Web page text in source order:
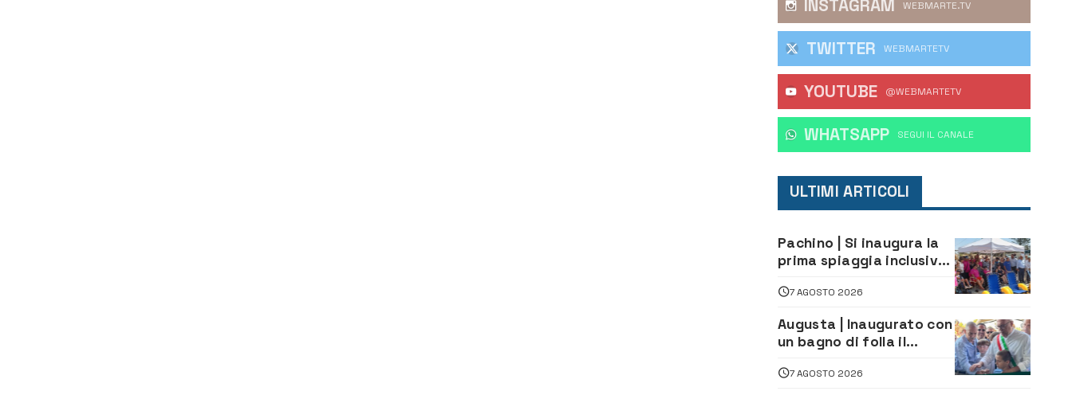
INSTAGRAM WEBMARTE.TV
TWITTER WEBMARTETV
YOUTUBE @WEBMARTETV
WHATSAPP ‎SEGUI IL CANALE
ULTIMI ARTICOLI
Pachino | Si inaugura la
prima spiaggia inclusiva
assistenza e prevenzione
aperte a tutti
7 AGOSTO 2026
Augusta | Inaugurato con
un bagno di folla il
Moro
7 AGOSTO 2026